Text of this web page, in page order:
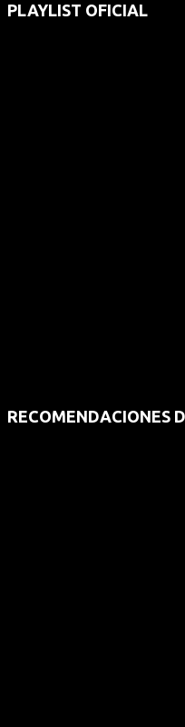
PLAYLIST OFICIAL
RECOMENDACIONES